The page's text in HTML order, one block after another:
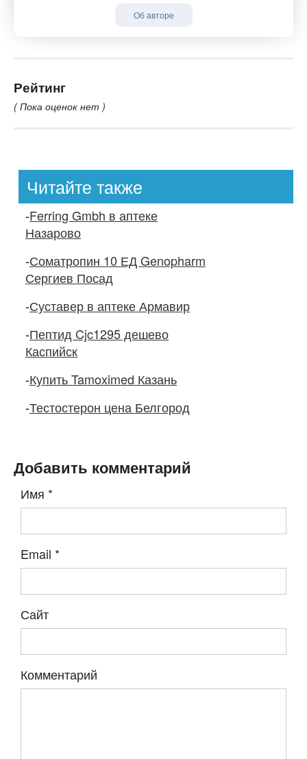
Об авторе
Рейтинг
( Пока оценок нет )
Читайте также
-Ferring Gmbh в аптеке
Назарово
-Соматропин 10 ЕД Genopharm
Сергиев Посад
-Суставер в аптеке Армавир
-Пептид Cjc1295 дешево
Каспийск
-Купить Tamoximed Казань
-Тестостерон цена Белгород
Добавить комментарий
Имя *
Email *
Сайт
Комментарий